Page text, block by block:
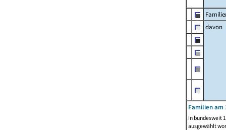
davon
Familien am
In bundesweit
ausgewählt